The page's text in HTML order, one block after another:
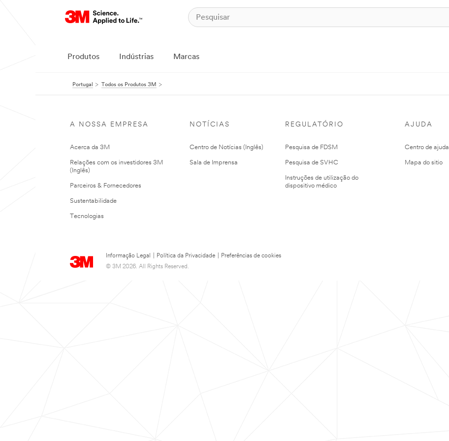
Produtos Indústrias Marcas
Portugal Todos os Produtos 3M
A NOSSA EMPRESA
Acerca da 3M
Relações com os investidores 3M
(Inglês)
Parceiros & Fornecedores
Sustentabilidade
Tecnologias
NOTÍCIAS
Centro de Notícias (Inglês)
Sala de Imprensa
REGULATÓRIO
Pesquisa de FDSM
Pesquisa de SVHC
Instruções de utilização do
dispositivo médico
AJUDA
Centro de ajuda
Mapa do sitio
Informação Legal Política da Privacidade
Preferências de cookies
© 3M 2026. All Rights Reserved.